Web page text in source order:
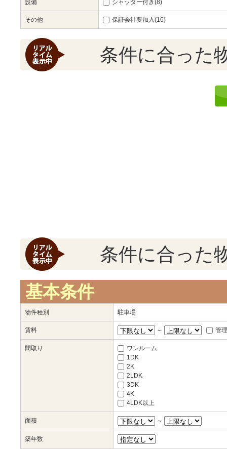
設備 シャッター付き(8)
その他 保証会社要加入(16)
条件に合った
条件に合った
基本条件
物件種別 駐車場
賃料 ～ 管
間取り
ワンルーム
1DK
2K
2LDK
3DK
4K
4LDK以上
面積 ～
築年数